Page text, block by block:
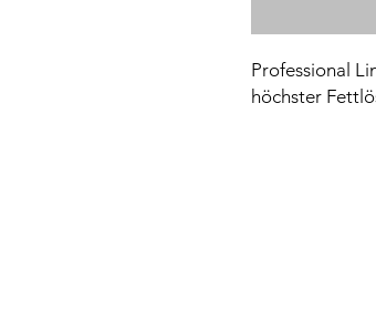
Professional
höchster